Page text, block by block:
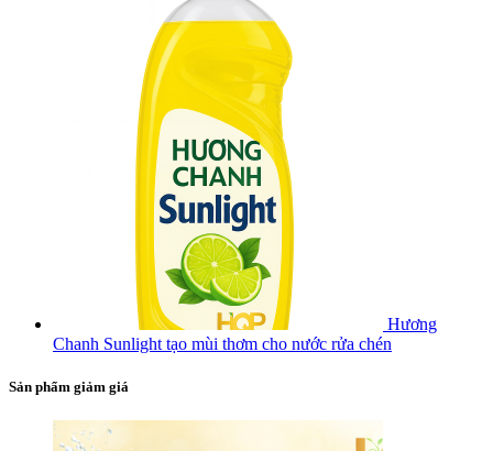
Hương
Chanh Sunlight tạo mùi thơm cho nước rửa chén
Sản phẩm giảm giá